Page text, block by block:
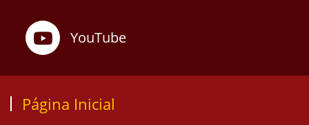
YouTube
Página Inicial